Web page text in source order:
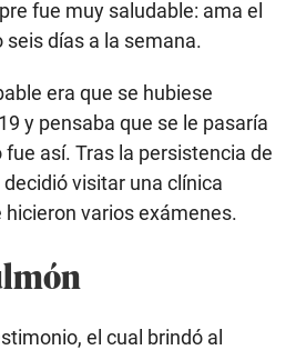
fue muy saludable: ama el
días a la semana.
era que se hubiese
y pensaba que se le pasaría
así. Tras la persistencia de
visitar una clínica
varios exámenes.
el cual brindó al